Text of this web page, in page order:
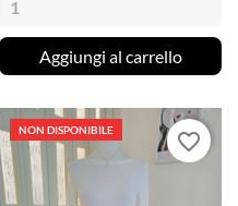
Aggiungi al carrello
NON DISPONIBILE favorite_border